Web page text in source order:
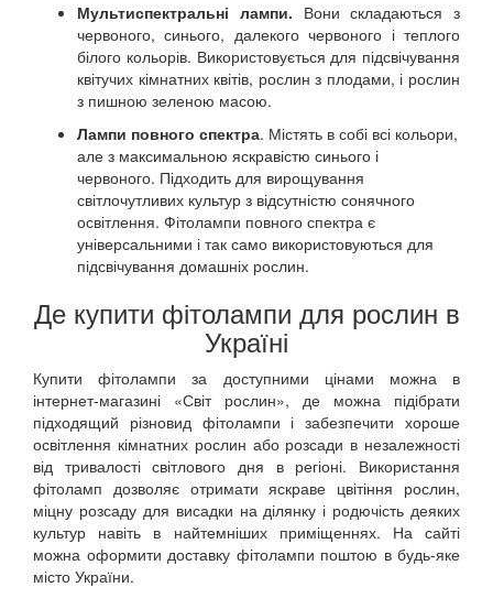
Мультиспектральні лампи. Вони складаються з
червоного, синього, далекого червоного і теплого
білого кольорів. Використовується для підсвічування
квітучих кімнатних квітів, рослин з плодами, і рослин
з пишною зеленою масою.
Лампи повного спектра. Містять в собі всі кольори,
але з максимальною яскравістю синього і
червоного. Підходить для вирощування
світлочутливих культур з відсутністю сонячного
освітлення. Фітолампи повного спектра є
універсальними і так само використовуються для
підсвічування домашніх рослин.
Де купити фітолампи для рослин в
Україні
Купити фітолампи за доступними цінами можна в
інтернет-магазині «Світ рослин», де можна підібрати
підходящий різновид фітолампи і забезпечити хороше
освітлення кімнатних рослин або розсади в незалежності
від тривалості світлового дня в регіоні. Використання
фітоламп дозволяє отримати яскраве цвітіння рослин,
міцну розсаду для висадки на ділянку і родючість деяких
культур навіть в найтемніших приміщеннях. На сайті
можна оформити доставку фітолампи поштою в будь-яке
місто України.